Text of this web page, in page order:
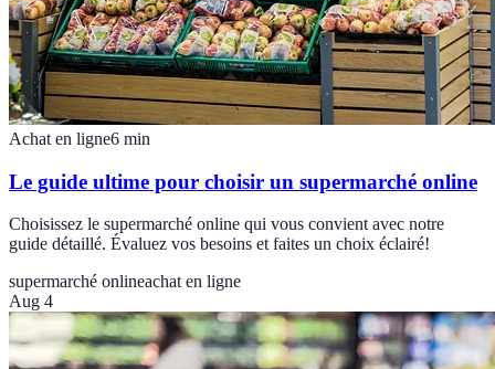
Achat en ligne6 min
Le guide ultime pour choisir un supermarché online
Choisissez le supermarché online qui vous convient avec notre
guide détaillé. Évaluez vos besoins et faites un choix éclairé!
supermarché onlineachat en ligne
Aug 4